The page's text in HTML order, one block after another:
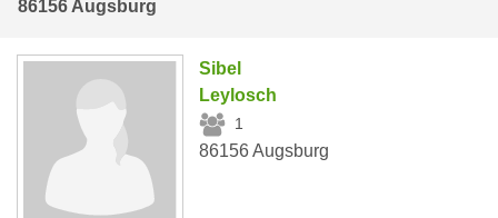
86156 Augsburg
Sibel
Leylosch
1
86156 Augsburg